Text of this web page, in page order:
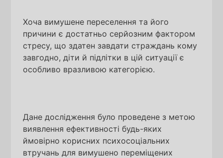
Хоча вимушене переселення та його
причини є достатньо серйозним фактором
стресу, що здатен завдати страждань кому
завгодно, діти й підлітки в цій ситуації є
особливо вразливою категорією.
Дане дослідження було проведене з метою
виявлення ефективності будь-яких
ймовірно корисних психосоціальних
втручань для вимушено переміщених